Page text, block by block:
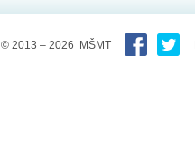
© 2013 – 2026 MŠMT